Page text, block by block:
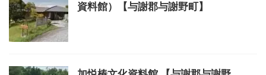
資料館）【与謝郡与謝野町】